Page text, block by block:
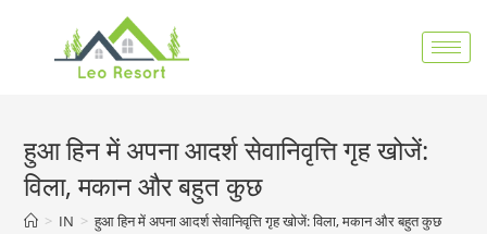
हुआ हिन में अपना आदर्श सेवानिवृत्ति गृह खोजें:
विला, मकान और बहुत कुछ
> IN > हुआ हिन में अपना आदर्श सेवानिवृत्ति गृह खोजें: विला, मकान और बहुत कुछ